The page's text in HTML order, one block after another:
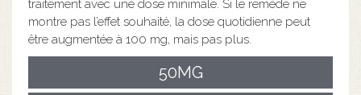
traitement avec une dose minimale. Si le remède ne
montre pas l’effet souhaité, la dose quotidienne peut
être augmentée à 100 mg, mais pas plus.
50MG